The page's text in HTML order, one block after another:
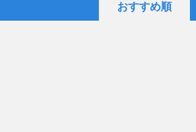
おすすめ順